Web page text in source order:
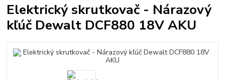
Elektrický skrutkovač - Nárazový
kľúč Dewalt DCF880 18V AKU